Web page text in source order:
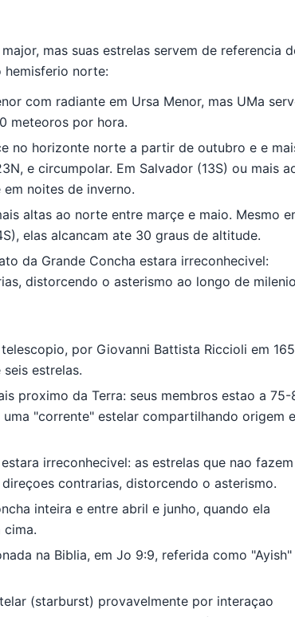
mas suas estrelas servem de referencia
hemisferio norte:
com radiante em Ursa Menor, mas UMa
meteoros por hora.
no horizonte norte a partir de outubro e e
e circumpolar. Em Salvador (13S) ou mais
noites de inverno.
altas ao norte entre marçe e maio. Mesmo
elas alcancam ate 30 graus de altitude.
da Grande Concha estara irreconhecivel:
distorcendo o asterismo ao longo de
por Giovanni Battista Riccioli em
estrelas.
proximo da Terra: seus membros estao a 75-
"corrente" estelar compartilhando origem
irreconhecivel: as estrelas que nao fazem
contrarias, distorcendo o asterismo.
inteira e entre abril e junho, quando ela
na Biblia, em Jo 9:9, referida como "Ayish"
(starburst) provavelmente por interaçao